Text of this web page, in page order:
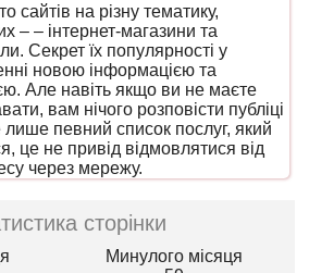
сайтів на різну тематику,
– – інтернет-магазини та
Секрет їх популярності у
новою інформацією та
Але навіть якщо ви не маєте
вам нічого розповісти публіці
лише певний список послуг, який
це не привід відмовлятися від
через мережу.
сторінки
Минулого місяця